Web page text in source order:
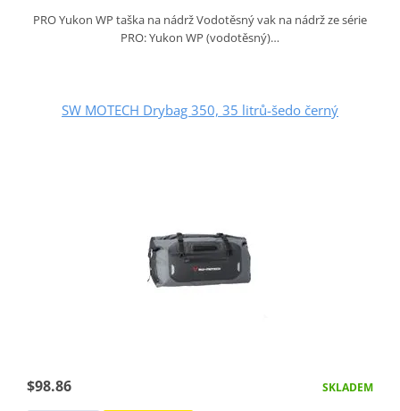
PRO Yukon WP taška na nádrž Vodotěsný vak na nádrž ze série
PRO: Yukon WP (vodotěsný)…
SW MOTECH Drybag 350, 35 litrů-šedo černý
$98.86 SKLADEM